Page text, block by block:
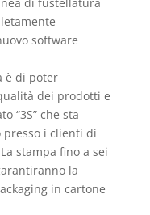
software
è di poter
dei prodotti e
“3S” che sta
presso i clienti di
stampa fino a sei
la
in cartone